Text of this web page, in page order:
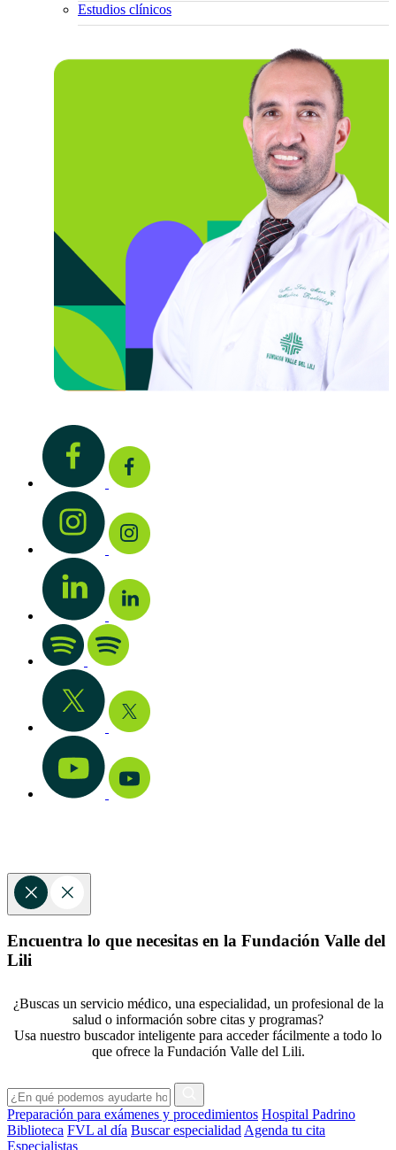
Estudios clínicos
Encuentra lo que necesitas en la Fundación Valle del
Lili
¿Buscas un servicio médico, una especialidad, un profesional de la
salud o información sobre citas y programas?
Usa nuestro buscador inteligente para acceder fácilmente a todo lo
que ofrece la Fundación Valle del Lili.
Preparación para exámenes y procedimientos Hospital Padrino
Biblioteca FVL al día Buscar especialidad Agenda tu cita
Especialistas